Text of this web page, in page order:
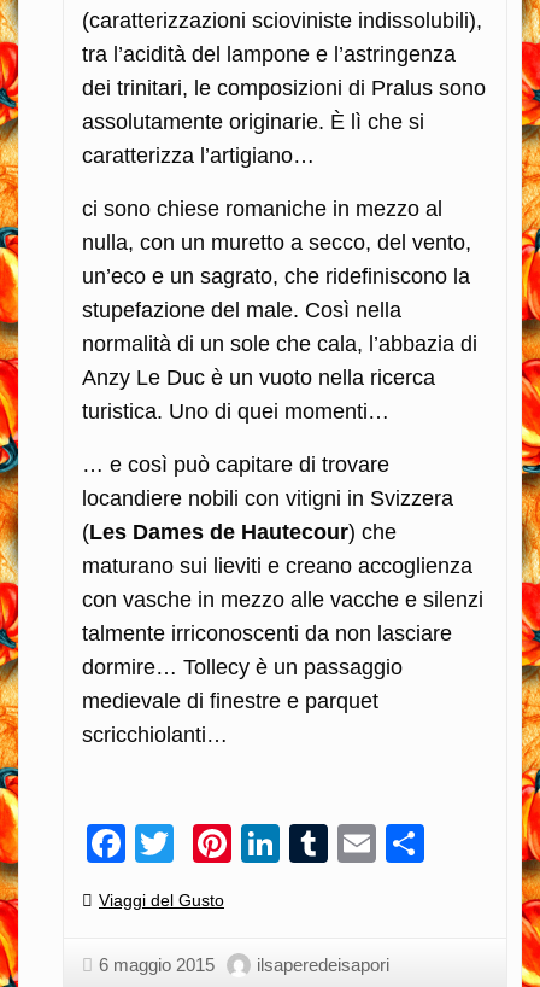
(caratterizzazioni scioviniste indissolubili),
tra l’acidità del lampone e l’astringenza
dei trinitari, le composizioni di Pralus sono
assolutamente originarie. È lì che si
caratterizza l’artigiano…
ci sono chiese romaniche in mezzo al
nulla, con un muretto a secco, del vento,
un’eco e un sagrato, che ridefiniscono la
stupefazione del male. Così nella
normalità di un sole che cala, l’abbazia di
Anzy Le Duc è un vuoto nella ricerca
turistica. Uno di quei momenti…
… e così può capitare di trovare
locandiere nobili con vitigni in Svizzera
(Les Dames de Hautecour) che
maturano sui lieviti e creano accoglienza
con vasche in mezzo alle vacche e silenzi
talmente irriconoscenti da non lasciare
dormire… Tollecy è un passaggio
medievale di finestre e parquet
scricchiolanti…
Facebook
TwitterPinterest
LinkedIn
Tumblr
Email
Categories:
Viaggi del Gusto
6 maggio 2015 ilsaperedeisapori